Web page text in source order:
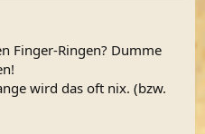
Finger-Ringen? Dumme
wird das oft nix. (bzw.